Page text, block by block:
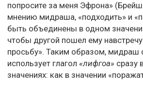
попросите за меня Эфрона»
мнению мидраша, «подходить» и
быть объединены в одном
чтобы другой пошел ему
просьбу». Таким образом, мидраш
использует глагол «лифгоа» сразу
значениях: как в значении